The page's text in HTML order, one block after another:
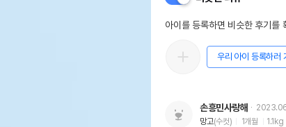
아이를 등록하면 비슷한 후기를
우리 아이 등록하러
손흥민사랑해
망고(수컷) 1개월 1.1kg